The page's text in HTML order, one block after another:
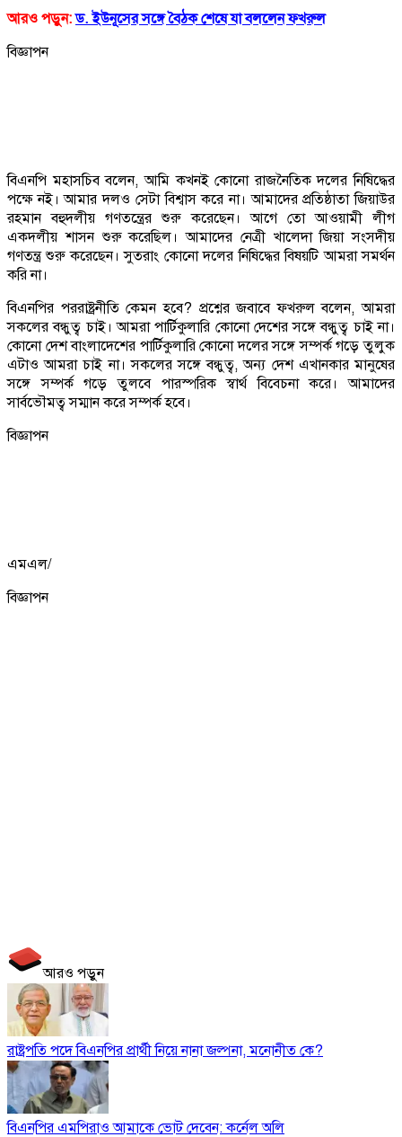
আরও পড়ুন: ড. ইউনূসের সঙ্গে বৈঠক শেষে যা বললেন ফখরুল
বিজ্ঞাপন
বিএনপি মহাসচিব বলেন, আমি কখনই কোনো রাজনৈতিক দলের নিষিদ্ধের
পক্ষে নই। আমার দলও সেটা বিশ্বাস করে না। আমাদের প্রতিষ্ঠাতা জিয়াউর
রহমান বহুদলীয় গণতন্ত্রের শুরু করেছেন। আগে তো আওয়ামী লীগ
একদলীয় শাসন শুরু করেছিল। আমাদের নেত্রী খালেদা জিয়া সংসদীয়
গণতন্ত্র শুরু করেছেন। সুতরাং কোনো দলের নিষিদ্ধের বিষয়টি আমরা সমর্থন
করি না।
বিএনপির পররাষ্ট্রনীতি কেমন হবে? প্রশ্নের জবাবে ফখরুল বলেন, আমরা
সকলের বন্ধুত্ব চাই। আমরা পার্টিকুলারি কোনো দেশের সঙ্গে বন্ধুত্ব চাই না।
কোনো দেশ বাংলাদেশের পার্টিকুলারি কোনো দলের সঙ্গে সম্পর্ক গড়ে তুলুক
এটাও আমরা চাই না। সকলের সঙ্গে বন্ধুত্ব, অন্য দেশ এখানকার মানুষের
সঙ্গে সম্পর্ক গড়ে তুলবে পারস্পরিক স্বার্থ বিবেচনা করে। আমাদের
সার্বভৌমত্ব সম্মান করে সম্পর্ক হবে।
বিজ্ঞাপন
এমএল/
বিজ্ঞাপন
আরও পড়ুন
রাষ্ট্রপতি পদে বিএনপির প্রার্থী নিয়ে নানা জল্পনা, মনোনীত কে?
বিএনপির এমপিরাও আমাকে ভোট দেবেন: কর্নেল অলি